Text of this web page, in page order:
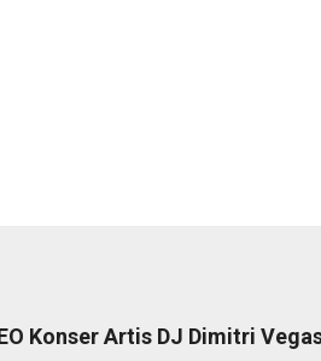
Konser Artis DJ Dimitri